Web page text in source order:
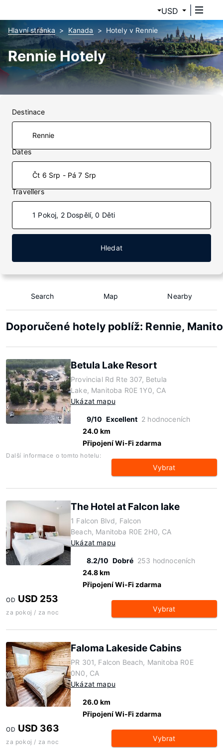
USD
Hlavní stránka Kanada Hotely v Rennie
Rennie Hotely
Destinace
Dates
Čt 6 Srp - Pá 7 Srp
Travellers
1 Pokoj, 2 Dospělí, 0 Děti
Hledat
Search Map Nearby
Doporučené hotely poblíž: Rennie,
Betula Lake Resort
Provincial Rd Rte 307, Betula
Lake, Manitoba R0E 1Y0, CA
Ukázat mapu
9/10 Excellent 2 hodnoceních
24.0 km
Připojení Wi-Fi zdarma
Další informace o tomto hotelu:
Vybrat
The Hotel at Falcon lake
1 Falcon Blvd, Falcon
Beach, Manitoba R0E 2H0, CA
Ukázat mapu
8.2/10 Dobré 253 hodnoceních
24.8 km
Připojení Wi-Fi zdarma
OD USD 253
za pokoj / za noc Vybrat
Faloma Lakeside Cabins
PR 301, Falcon Beach, Manitoba R0E
0N0, CA
Ukázat mapu
26.0 km
Připojení Wi-Fi zdarma
OD USD 363
za pokoj / za noc Vybrat